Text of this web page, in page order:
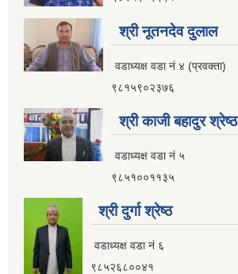
श्री नूतनदेव दुलाल
वडाध्यक्ष वडा नं ४ (प्रवक्ता)
९८१५९०२३७६
श्री काजी बहादुर श्रेष्ठ
वडाध्यक्ष वडा नं ५
९८५१००११३५
श्री दुर्गा श्रेष्ठ
वडाध्यक्ष वडा नं ६
९८५२६८००४१